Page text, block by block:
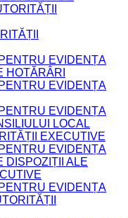
EVIDENȚA
HOTĂRÂRI
EVIDENȚA
EVIDENȚA
LOCAL
EXECUTIVE
EVIDENȚA
DISPOZIȚII ALE
EVIDENȚA